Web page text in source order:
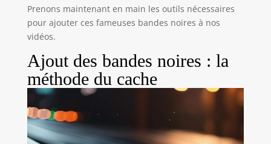
Prenons maintenant en main les outils nécessaires
pour ajouter ces fameuses bandes noires à nos
vidéos.
Ajout des bandes noires : la
méthode du cache